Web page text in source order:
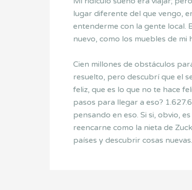
lugar diferente del que vengo,
entenderme con la gente local.
nuevo, como los muebles de mi
Cien millones de obstáculos
resuelto, pero descubrí­ que el
feliz, que es lo que no te hace
pasos para llegar a eso?
pensando en eso. Si si, obvio,
reencarne como la nieta de
países y descubrir cosas